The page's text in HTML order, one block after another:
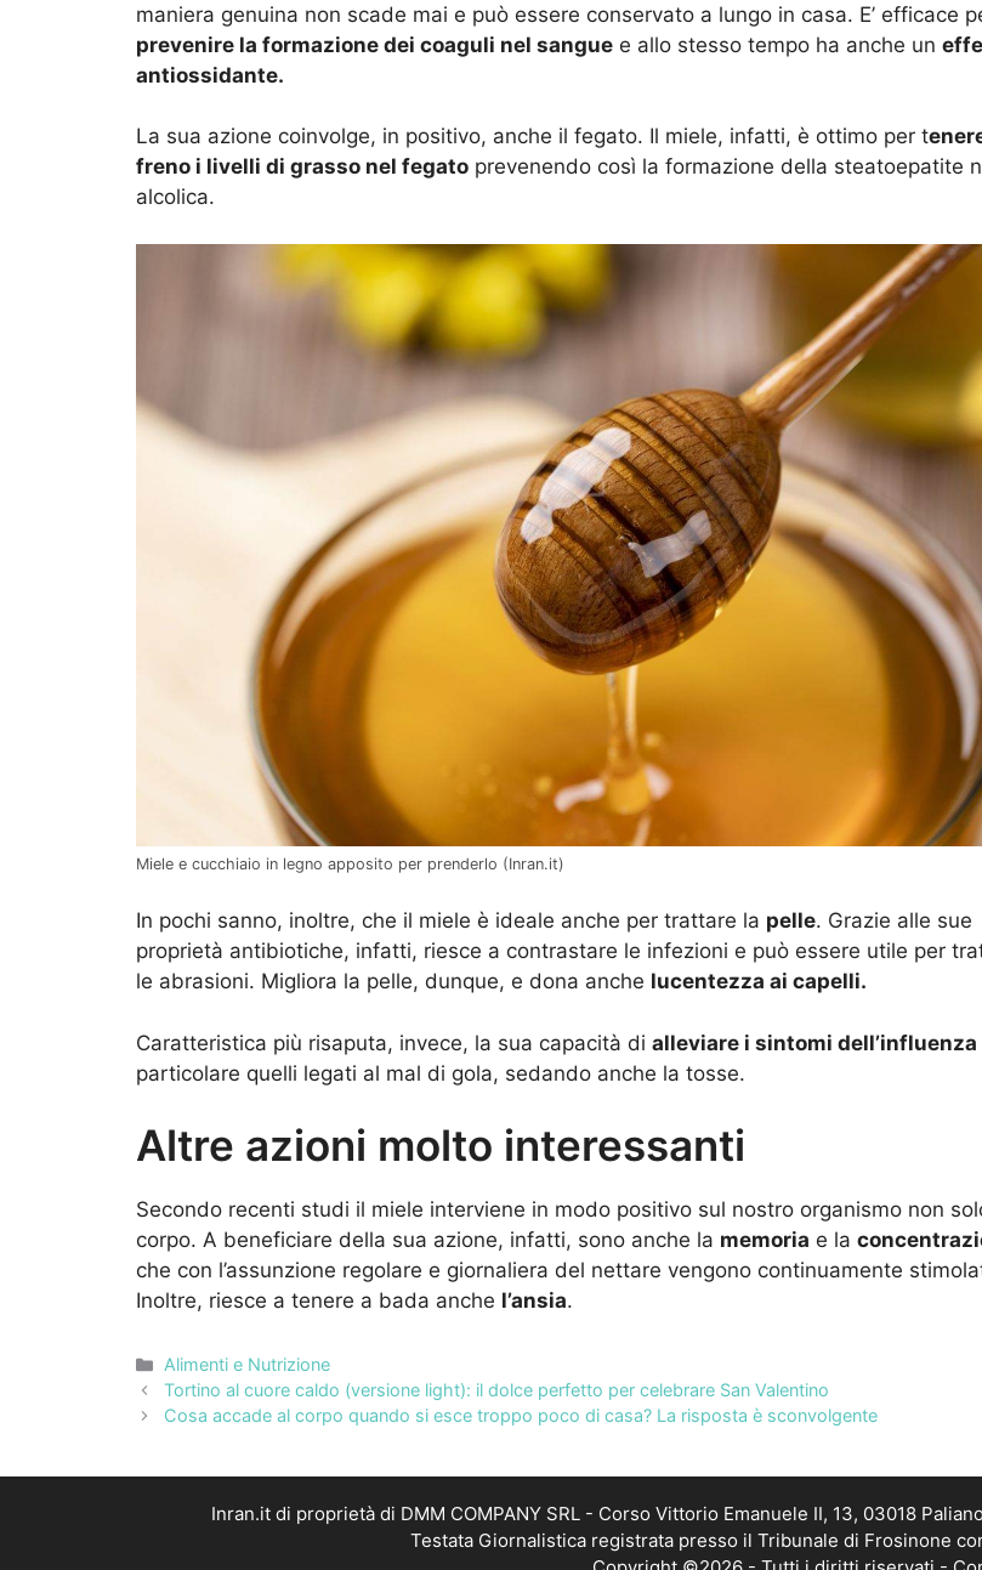
maniera genuina non scade mai e può essere conservato a lungo in casa. E’ efficace
prevenire la formazione dei coaguli nel sangue e allo stesso tempo ha anche un
antiossidante.
La sua azione coinvolge, in positivo, anche il fegato. Il miele, infatti, è ottimo per t
freno i livelli di grasso nel fegato prevenendo così la formazione della steatoepatite
alcolica.
Miele e cucchiaio in legno apposito per prenderlo (Inran.it)
In pochi sanno, inoltre, che il miele è ideale anche per trattare la pelle. Grazie alle sue
proprietà antibiotiche, infatti, riesce a contrastare le infezioni e può essere utile per
le abrasioni. Migliora la pelle, dunque, e dona anche lucentezza ai capelli.
Caratteristica più risaputa, invece, la sua capacità di alleviare i sintomi dell’influenza
particolare quelli legati al mal di gola, sedando anche la tosse.
Altre azioni molto interessanti
Secondo recenti studi il miele interviene in modo positivo sul nostro organismo non
corpo. A beneficiare della sua azione, infatti, sono anche la memoria e la
che con l’assunzione regolare e giornaliera del nettare vengono continuamente
Inoltre, riesce a tenere a bada anche l’ansia.
Categorie
Alimenti e Nutrizione
Tortino al cuore caldo (versione light): il dolce perfetto per celebrare San Valentino
Cosa accade al corpo quando si esce troppo poco di casa? La risposta è sconvolgente
Inran.it di proprietà di DMM COMPANY SRL - Corso Vittorio Emanuele II, 13, 03018
Testata Giornalistica registrata presso il Tribunale di Frosinone